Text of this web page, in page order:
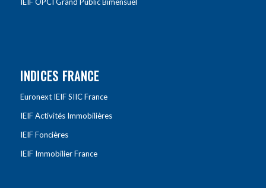
INDICES FRANCE
Euronext IEIF SIIC France
IEIF Activités Immobilières
IEIF Foncières
IEIF Immobilier France